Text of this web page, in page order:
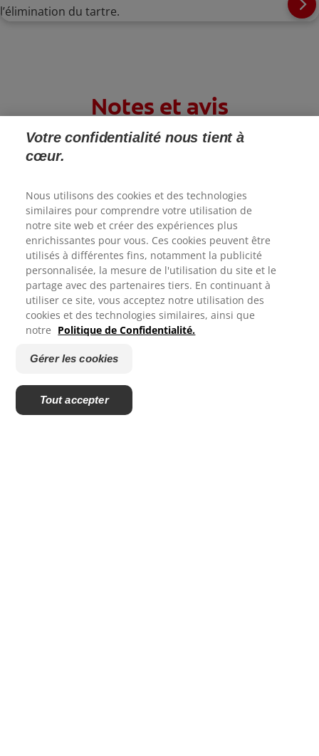
l’élimination du tartre.
Notes et avis
PRODUITS
SANTÉ BUCCO-DENTAIRE
MISSION
BILAN DE SANTÉ BUCCO-DENTAIRE
RECHERCHE DES SOLUTIONS IDÉALES
NOUS CONTACTER
Votre confidentialité nous tient à
cœur.
Nous utilisons des cookies et des technologies
similaires pour comprendre votre utilisation de
notre site web et créer des expériences plus
enrichissantes pour vous. Ces cookies peuvent être
utilisés à différentes fins, notamment la publicité
personnalisée, la mesure de l'utilisation du site et le
partage avec des partenaires tiers. En continuant à
utiliser ce site, vous acceptez notre utilisation des
cookies et des technologies similaires, ainsi que
notre Politique de Confidentialité.
Gérer les cookies
Tout accepter
Merci de votre reponse.
Êtes-vous satisfait de votre experience sur le site Colgate?